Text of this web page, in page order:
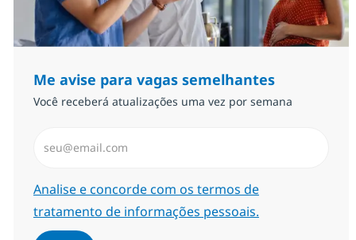
Me avise para vagas semelhantes
Você receberá atualizações uma vez por semana
Required
Analise e concorde com os termos de
tratamento de informações pessoais.